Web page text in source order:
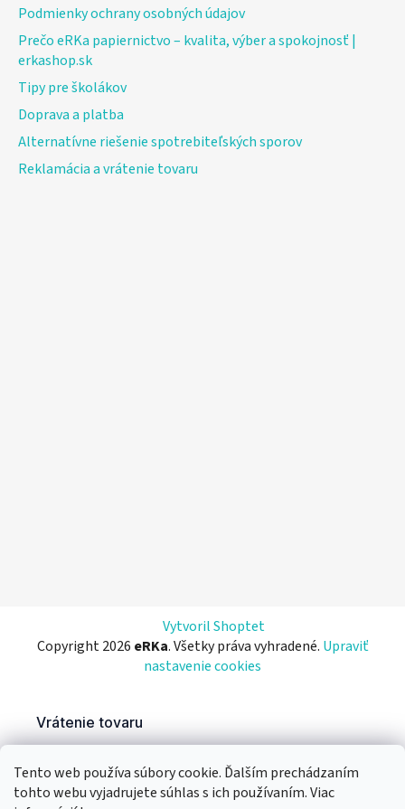
Tento web používa súbory cookie. Ďalším prechádzaním
tohto webu vyjadrujete súhlas s ich používaním. Viac
Podmienky ochrany osobných údajov
Prečo eRKa papiernictvo – kvalita, výber a spokojnosť |
erkashop.sk
Tipy pre školákov
Doprava a platba
Alternatívne riešenie spotrebiteľských sporov
Reklamácia a vrátenie tovaru
Vytvoril Shoptet
Copyright 2026 eRKa. Všetky práva vyhradené. Upraviť
nastavenie cookies